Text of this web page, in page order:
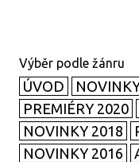
ÚVOD
PREMIÉRY 2020
NOVINKY 2018
NOVINKY 2016